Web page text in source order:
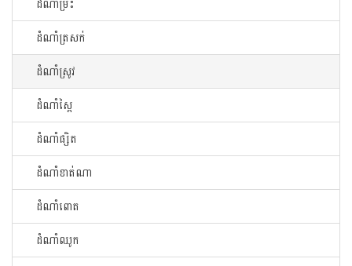
ដំណាំម្រះ
ដំណាំត្រសក់
ដំណាំស្រូវ
ដំណាំស្ពៃ
ដំណាំផ្សិត
ដំណាំខាត់ណា
ដំណាំពោត
ដំណាំឈូក